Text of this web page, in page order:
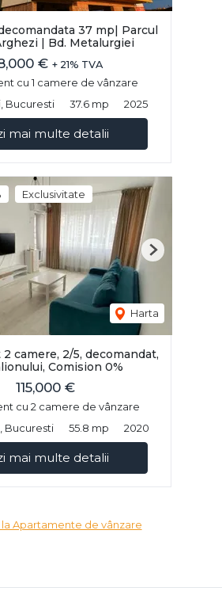
37 mp| Parcul
| Bd. Metalurgiei
€ + 21% TVA
cu 1 camere de vânzare
Bucuresti
37.6 mp 2025
mai multe detalii
Exclusivitate
Harta
Next
camere, 2/5, decomandat,
Comision 0%
115,000 €
cu 2 camere de vânzare
Bucuresti
55.8 mp 2020
mai multe detalii
Apartamente de vânzare